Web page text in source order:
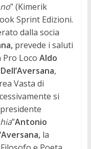
” (Kimerik
Sprint Edizioni.
dalla socia
prevede i saluti
Loco Aldo
,
Vasta di
si
”Antonio
la